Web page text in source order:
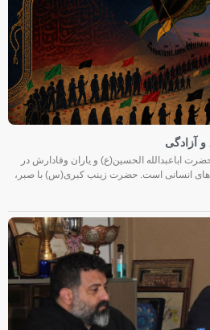
آزادگی
اباعبدالله الحسین(ع) و یاران وفادارش در
انسانی است. حضرت زینب کبری(س) با صبر،